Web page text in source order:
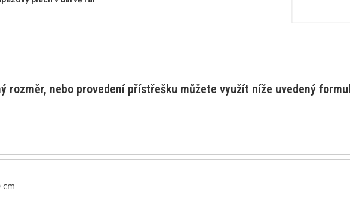
rozměr, nebo provedení přístřešku můžete využít níže uvedený
cm